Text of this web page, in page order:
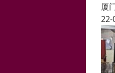
厦
22-